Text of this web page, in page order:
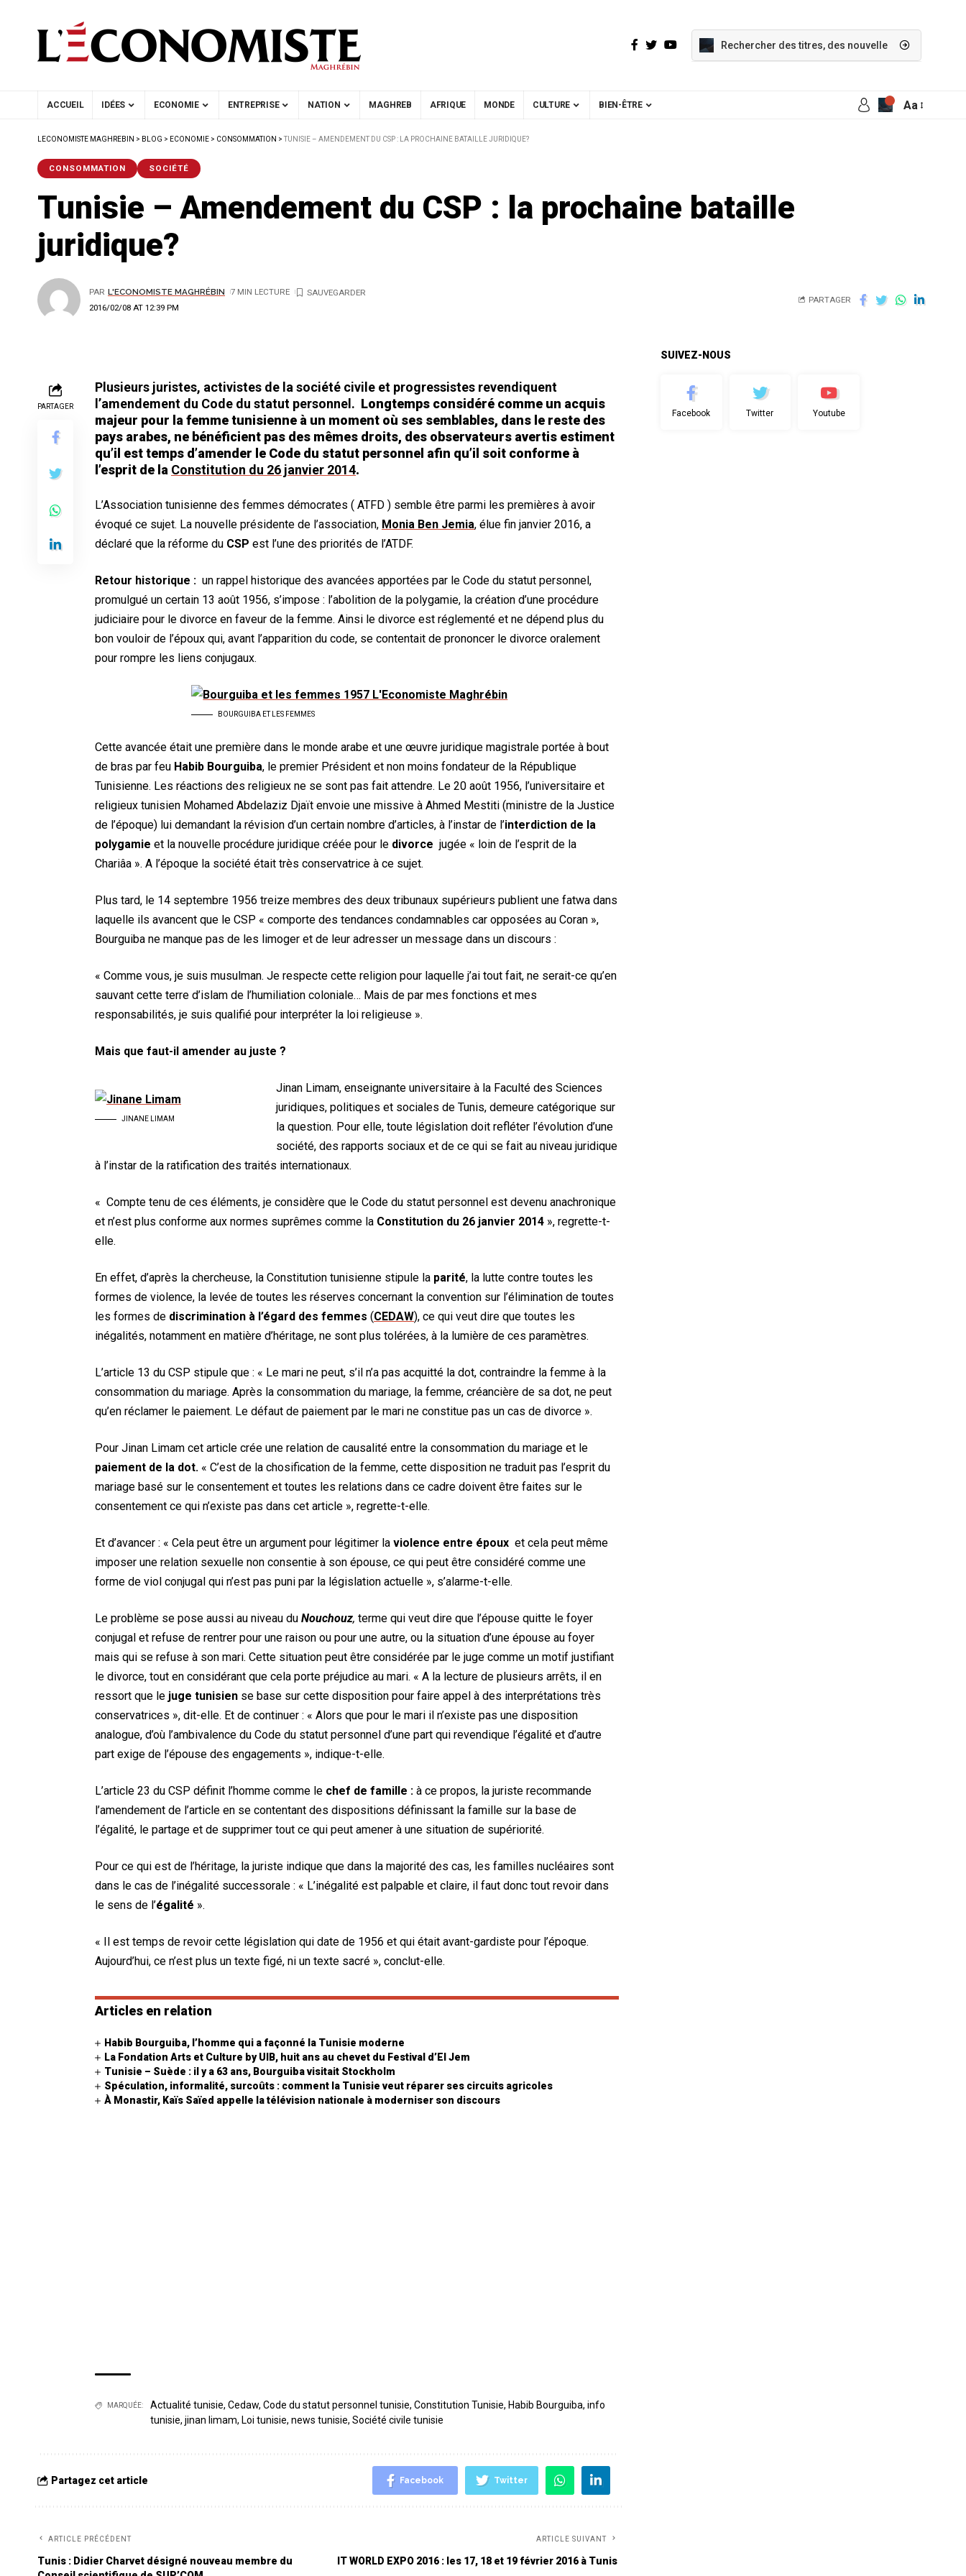
ACCUEIL IDÉES ECONOMIE ENTREPRISE NATION MAGHREB AFRIQUE MONDE CULTURE BIEN-ÊTRE Aa
LECONOMISTE MAGHREBIN > BLOG > ECONOMIE > CONSOMMATION >TUNISIE – AMENDEMENT DU CSP : LA PROCHAINE BATAILLE JURIDIQUE?
CONSOMMATION SOCIÉTÉ
Tunisie – Amendement du CSP : la prochaine bataille
juridique?
2016/02/08 AT 12:39 PM
PAR L'ECONOMISTE MAGHRÉBIN 7 MIN LECTURE
PARTAGER
PARTAGER
Plusieurs juristes, activistes de la société civile et progressistes revendiquent
l’amendement du Code du statut personnel. Longtemps considéré comme un acquis
majeur pour la femme tunisienne à un moment où ses semblables, dans le reste des
pays arabes, ne bénéficient pas des mêmes droits, des observateurs avertis estiment
qu’il est temps d’amender le Code du statut personnel afin qu’il soit conforme à
l’esprit de la Constitution du 26 janvier 2014.
L’Association tunisienne des femmes démocrates ( ATFD ) semble être parmi les premières à avoir
évoqué ce sujet. La nouvelle présidente de l’association, Monia Ben Jemia, élue fin janvier 2016, a
déclaré que la réforme du CSP est l’une des priorités de l’ATDF.
Retour historique : un rappel historique des avancées apportées par le Code du statut personnel,
promulgué un certain 13 août 1956, s’impose : l’abolition de la polygamie, la création d’une procédure
judiciaire pour le divorce en faveur de la femme. Ainsi le divorce est réglementé et ne dépend plus du
bon vouloir de l’époux qui, avant l’apparition du code, se contentait de prononcer le divorce oralement
pour rompre les liens conjugaux.
BOURGUIBA ET LES FEMMES
Cette avancée était une première dans le monde arabe et une œuvre juridique magistrale portée à bout
de bras par feu Habib Bourguiba, le premier Président et non moins fondateur de la République
Tunisienne. Les réactions des religieux ne se sont pas fait attendre. Le 20 août 1956, l’universitaire et
religieux tunisien Mohamed Abdelaziz Djaït envoie une missive à Ahmed Mestiti (ministre de la Justice
de l’époque) lui demandant la révision d’un certain nombre d’articles, à l’instar de l’interdiction de la
polygamie et la nouvelle procédure juridique créée pour le divorce jugée « loin de l’esprit de la
Chariâa ». A l’époque la société était très conservatrice à ce sujet.
Plus tard, le 14 septembre 1956 treize membres des deux tribunaux supérieurs publient une fatwa dans
laquelle ils avancent que le CSP « comporte des tendances condamnables car opposées au Coran »,
Bourguiba ne manque pas de les limoger et de leur adresser un message dans un discours :
« Comme vous, je suis musulman. Je respecte cette religion pour laquelle j’ai tout fait, ne serait-ce qu’en
sauvant cette terre d’islam de l’humiliation coloniale… Mais de par mes fonctions et mes
responsabilités, je suis qualifié pour interpréter la loi religieuse ».
Mais que faut-il amender au juste ?
JINANE LIMAM
Jinan Limam, enseignante universitaire à la Faculté des Sciences
juridiques, politiques et sociales de Tunis, demeure catégorique sur
la question. Pour elle, toute législation doit refléter l’évolution d’une
société, des rapports sociaux et de ce qui se fait au niveau juridique
à l’instar de la ratification des traités internationaux.
« Compte tenu de ces éléments, je considère que le Code du statut personnel est devenu anachronique
et n’est plus conforme aux normes suprêmes comme la Constitution du 26 janvier 2014 », regrette-t-
elle.
En effet, d’après la chercheuse, la Constitution tunisienne stipule la parité, la lutte contre toutes les
formes de violence, la levée de toutes les réserves concernant la convention sur l’élimination de toutes
les formes de discrimination à l’égard des femmes (CEDAW), ce qui veut dire que toutes les
inégalités, notamment en matière d’héritage, ne sont plus tolérées, à la lumière de ces paramètres.
L’article 13 du CSP stipule que : « Le mari ne peut, s’il n’a pas acquitté la dot, contraindre la femme à la
consommation du mariage. Après la consommation du mariage, la femme, créancière de sa dot, ne peut
qu’en réclamer le paiement. Le défaut de paiement par le mari ne constitue pas un cas de divorce ».
Pour Jinan Limam cet article crée une relation de causalité entre la consommation du mariage et le
paiement de la dot. « C’est de la chosification de la femme, cette disposition ne traduit pas l’esprit du
mariage basé sur le consentement et toutes les relations dans ce cadre doivent être faites sur le
consentement ce qui n’existe pas dans cet article », regrette-t-elle.
Et d’avancer : « Cela peut être un argument pour légitimer la violence entre époux et cela peut même
imposer une relation sexuelle non consentie à son épouse, ce qui peut être considéré comme une
forme de viol conjugal qui n’est pas puni par la législation actuelle », s’alarme-t-elle.
Le problème se pose aussi au niveau du Nouchouz, terme qui veut dire que l’épouse quitte le foyer
conjugal et refuse de rentrer pour une raison ou pour une autre, ou la situation d’une épouse au foyer
mais qui se refuse à son mari. Cette situation peut être considérée par le juge comme un motif justifiant
le divorce, tout en considérant que cela porte préjudice au mari. « A la lecture de plusieurs arrêts, il en
ressort que le juge tunisien se base sur cette disposition pour faire appel à des interprétations très
conservatrices », dit-elle. Et de continuer : « Alors que pour le mari il n’existe pas une disposition
analogue, d’où l’ambivalence du Code du statut personnel d’une part qui revendique l’égalité et d’autre
part exige de l’épouse des engagements », indique-t-elle.
L’article 23 du CSP définit l’homme comme le chef de famille : à ce propos, la juriste recommande
l’amendement de l’article en se contentant des dispositions définissant la famille sur la base de
l’égalité, le partage et de supprimer tout ce qui peut amener à une situation de supériorité.
Pour ce qui est de l’héritage, la juriste indique que dans la majorité des cas, les familles nucléaires sont
dans le cas de l’inégalité successorale : « L’inégalité est palpable et claire, il faut donc tout revoir dans
le sens de l’égalité ».
« Il est temps de revoir cette législation qui date de 1956 et qui était avant-gardiste pour l’époque.
Aujourd’hui, ce n’est plus un texte figé, ni un texte sacré », conclut-elle.
Articles en relation
Habib Bourguiba, l’homme qui a façonné la Tunisie moderne
La Fondation Arts et Culture by UIB, huit ans au chevet du Festival d’El Jem
Tunisie – Suède : il y a 63 ans, Bourguiba visitait Stockholm
Spéculation, informalité, surcoûts : comment la Tunisie veut réparer ses circuits agricoles
À Monastir, Kaïs Saïed appelle la télévision nationale à moderniser son discours
MARQUÉE: Actualité tunisie, Cedaw, Code du statut personnel tunisie, Constitution Tunisie, Habib Bourguiba, info
tunisie, jinan limam, Loi tunisie, news tunisie, Société civile tunisie
Partagez cet article Facebook Twitter
ARTICLE PRÉCÉDENT
Tunis : Didier Charvet désigné nouveau membre du
ARTICLE SUIVANT
IT WORLD EXPO 2016 : les 17, 18 et 19 février 2016 à Tunis
SUIVEZ-NOUS
Facebook Twitter Youtube